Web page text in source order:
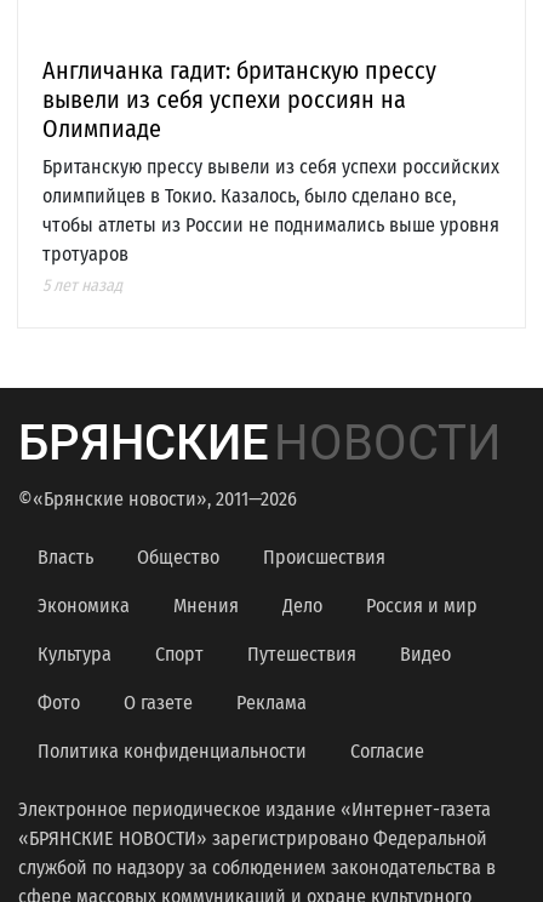
Англичанка гадит: британскую прессу
вывели из себя успехи россиян на
Олимпиаде
Британскую прессу вывели из себя успехи российских
олимпийцев в Токио. Казалось, было сделано все,
чтобы атлеты из России не поднимались выше уровня
тротуаров
5 лет назад
БРЯНСКИЕНОВОСТИ
©«Брянские новости», 2011—2026
Власть Общество Происшествия
Экономика Мнения Дело Россия и мир
Культура Спорт Путешествия Видео
Фото О газете Реклама
Политика конфиденциальности Согласие
Электронное периодическое издание «Интернет-газета
«БРЯНСКИЕ НОВОСТИ» зарегистрировано Федеральной
службой по надзору за соблюдением законодательства в
сфере массовых коммуникаций и охране культурного